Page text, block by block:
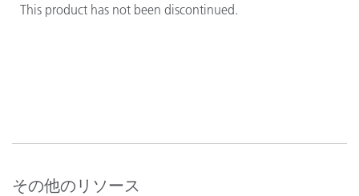
This product has not been discontinued.
その他のリソース